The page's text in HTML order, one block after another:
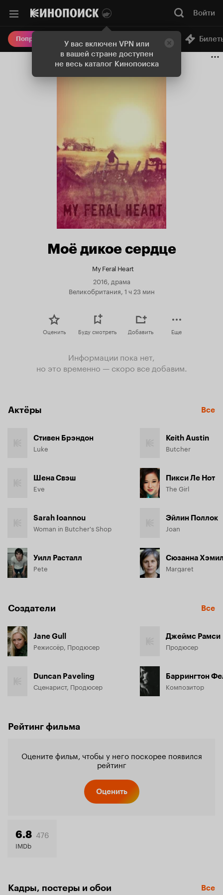
У вас включен VPN или
в вашей стране доступен
не весь каталог Кинопоиска
Войти
Попробовать Плюс Онлайн-кинотеатр
Моё дикое сердце
My Feral Heart
2016, драма
Великобритания, 1 ч 23 мин
Оценить Буду смотреть Добавить Еще
Информации пока нет,
но это временно — скоро все добавим.
Актёры Все
Стивен Брэндон
Luke
Шена Свэш
Eve
Sarah Ioannou
Woman in Butcher's Shop
Уилл Расталл
Pete
Keith Austin
Butcher
Пикси Ле Нот
The Girl
Эйлин Поллок
Joan
Сюзанна
Margaret
Создатели Все
Jane Gull
Режиссёр, Продюсер
Duncan Paveling
Сценарист, Продюсер
Джеймс Рамси
Продюсер
Баррингтон
Композитор
Рейтинг фильма
Оцените фильм, чтобы у него поскорее появился
рейтинг
Оценить
6.8 476
IMDb
Кадры, постеры и обои Все